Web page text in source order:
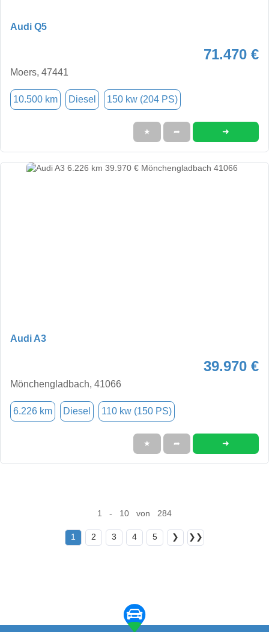
Audi Q5
71.470 €
Moers, 47441
10.500 km Diesel 150 kw (204 PS)
★ ➦ ➜
Audi A3
39.970 €
Mönchengladbach, 41066
6.226 km Diesel 110 kw (150 PS)
★ ➦ ➜
1 - 10 von 284
1 2 3 4 5 ❯ ❯❯